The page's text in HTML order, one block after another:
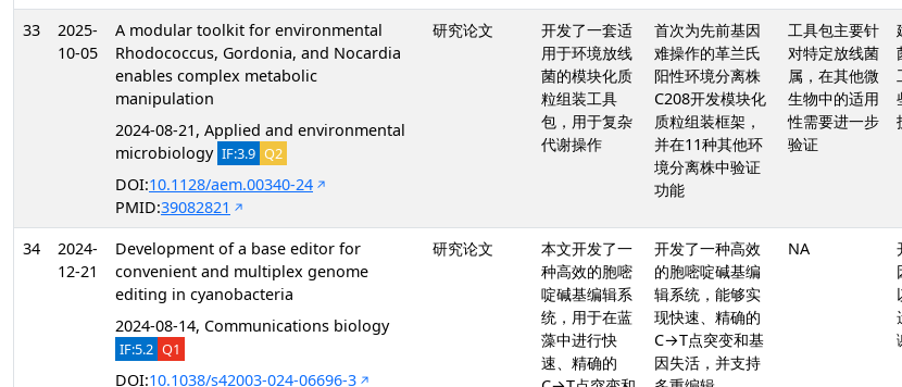
33
2025-
10-05
A modular toolkit for environmental
Rhodococcus, Gordonia, and Nocardia
enables complex metabolic
manipulation
2024-08-21, Applied and environmental
microbiology IF:3.9 Q2
DOI:10.1128/aem.00340-24
PMID:39082821
研究论文
开发了一套适
用于环境放线
菌的模块化质
粒组装工具
包，用于复杂
代谢操作
首次为先前基因
难操作的革兰氏
阳性环境分离株
C208开发模块化
质粒组装框架，
并在11种其他环
境分离株中验证
功能
工具包主要针
对特定放线菌
属，在其他微
生物中的适用
性需要进一步
验证
34
2024-
12-21
Development of a base editor for
convenient and multiplex genome
editing in cyanobacteria
2024-08-14, Communications biology
IF:5.2 Q1
DOI:10.1038/s42003-024-06696-3
研究论文
本文开发了一
种高效的胞嘧
啶碱基编辑系
统，用于在蓝
藻中进行快
速、精确的
开发了一种高效
的胞嘧啶碱基编
辑系统，能够实
现快速、精确的
C→T点突变和基
因失活，并支持
NA